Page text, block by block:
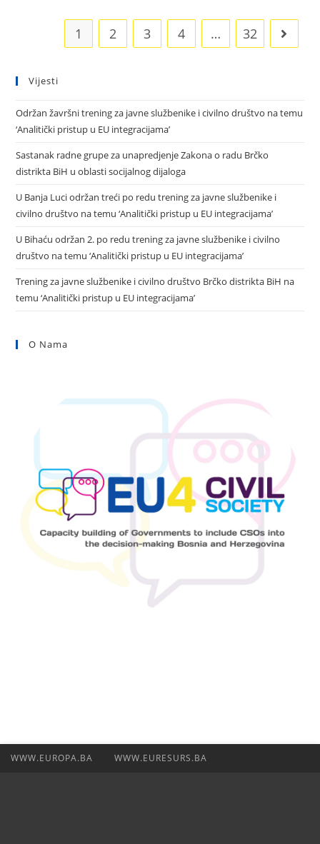
1 2 3 4 … 32
Vijesti
Održan žavršni trening za javne službenike i civilno društvo na temu
‘Analitički pristup u EU integracijama’
Sastanak radne grupe za unapredjenje Zakona o radu Brčko
distrikta BiH u oblasti socijalnog dijaloga
U Banja Luci održan treći po redu trening za javne službenike i
civilno društvo na temu ‘Analitički pristup u EU integracijama’
U Bihaću održan 2. po redu trening za javne službenike i civilno
društvo na temu ‘Analitički pristup u EU integracijama’
Trening za javne službenike i civilno društvo Brčko distrikta BiH na
temu ‘Analitički pristup u EU integracijama’
O Nama
WWW.EUROPA.BA WWW.EURESURS.BA